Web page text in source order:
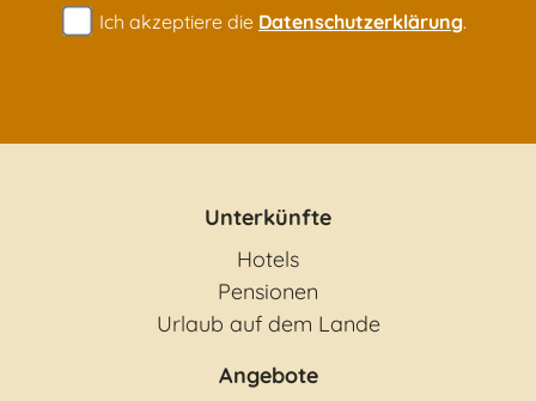
Ich akzeptiere die Datenschutzerklärung.
Unterkünfte
Hotels
Pensionen
Urlaub auf dem Lande
Angebote